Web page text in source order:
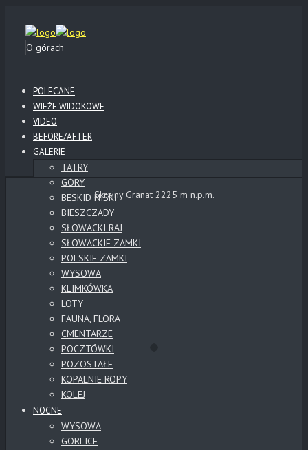
O górach
POLECANE
WIEŻE WIDOKOWE
VIDEO
BEFORE/AFTER
GALERIE
TATRY
GÓRY
BESKID NISKI
BIESZCZADY
SŁOWACKI RAJ
SŁOWACKIE ZAMKI
POLSKIE ZAMKI
WYSOWA
KLIMKÓWKA
LOTY
FAUNA, FLORA
CMENTARZE
POCZTÓWKI
POZOSTAŁE
KOPALNIE ROPY
KOLEJ
NOCNE
WYSOWA
GORLICE
Skrajny Granat 2225 m n.p.m.